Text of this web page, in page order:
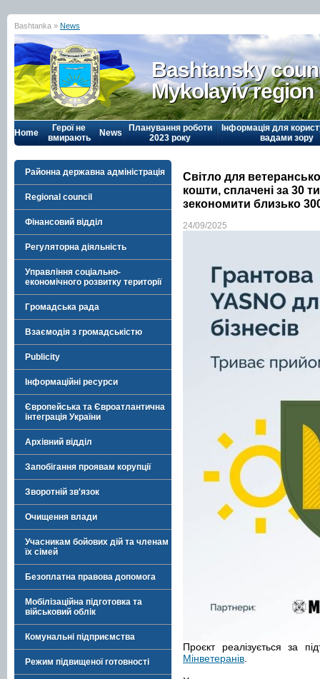
Bashtanka » News
Bashtansky
Mykolayiv region
Home
Герої не
вмирають
News
Планування роботи
2023 року
Інформація для
вадами зору
Районна державна адміністрація
Regional council
Фінансовий відділ
Регуляторна діяльність
Управління соціально-
економічного розвитку території
Громадська рада
Взаємодія з громадськістю
Publicity
Інформаційні ресурси
Європейська та Євроатлантична
інтеграція України
Архівний відділ
Запобігання проявам корупції
Зворотній зв'язок
Очищення влади
Учасникам бойових дій та членам
їх сімей
Безоплатна правова допомога
Мобілізаційна підготовка та
військовий облік
Комунальні підприємства
Режим підвищеної готовності
Світло для
кошти, сплачені за 30
зекономити близько
24/09/2025
Проєкт реалізується за
Мінветеранів